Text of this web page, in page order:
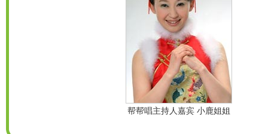
帮帮唱主持人嘉宾 小鹿姐姐